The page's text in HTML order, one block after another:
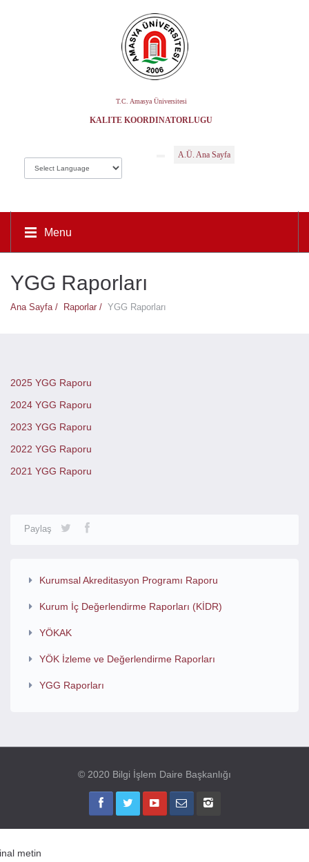
T.C. Amasya Üniversitesi
KALITE KOORDINATÖRLÜĞÜ
A.Ü. Ana Sayfa
Menu
YGG Raporları
Ana Sayfa / Raporlar / YGG Raporları
2025 YGG Raporu
2024 YGG Raporu
2023 YGG Raporu
2022 YGG Raporu
2021 YGG Raporu
Paylaş
Kurumsal Akreditasyon Programı Raporu
Kurum İç Değerlendirme Raporları (KİDR)
YÖKAK
YÖK İzleme ve Değerlendirme Raporları
YGG Raporları
© 2020 Bilgi İşlem Daire Başkanlığı
metin